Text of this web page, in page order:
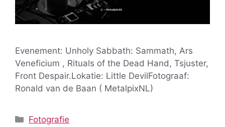
Evenement: Unholy Sabbath: Sammath, Ars
Veneficium , Rituals of the Dead Hand, Tsjuster,
Front Despair.Lokatie: Little DevilFotograaf:
Ronald van de Baan ( MetalpixNL)
Categorieën
Fotografie